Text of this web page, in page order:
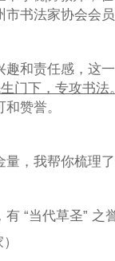
市书法家协会会
和责任感，这一
门下，专攻书法。
赞誉。
，我帮你梳理
“当代草圣” 之誉